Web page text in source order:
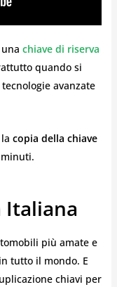
chiave di riserva
quando si
avanzate
copia della chiave
Italiana
più amate e
tutto il mondo. E
chiavi per